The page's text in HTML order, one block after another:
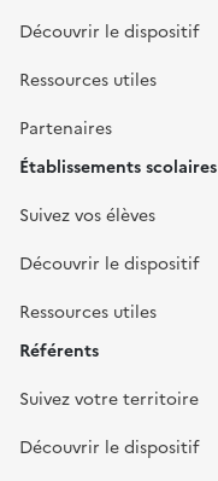
Découvrir le dispositif
Ressources utiles
Partenaires
Établissements scolaires
Suivez vos élèves
Découvrir le dispositif
Ressources utiles
Référents
Suivez votre territoire
Découvrir le dispositif